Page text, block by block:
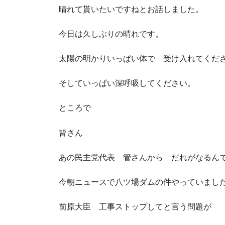
晴れて貰いたいですねとお話しました。
今日は久しぶりの晴れです。
太陽の明かりいっぱい体で 受け入れてくださ
そしていっぱい深呼吸してください。
ところで
皆さん
あの民主党代表 管さんから だれがなるんで
今朝ニュースで八ツ場ダムの件やっていました
前原大臣 工事ストップしてと言う問題が